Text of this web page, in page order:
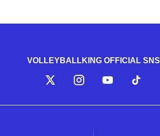
VOLLEYBALLKING OFFICIAL SNS